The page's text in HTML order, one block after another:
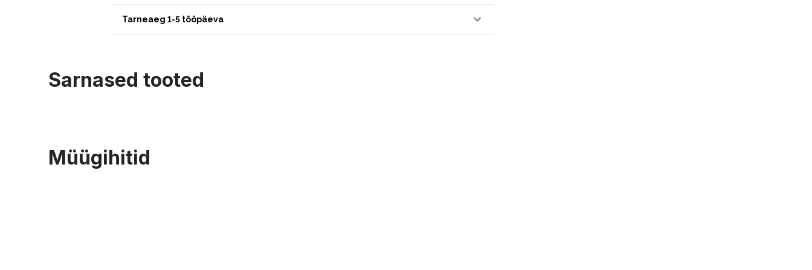
Tarneaeg 1-5 tööpäeva
Sarnased tooted
Müügihitid